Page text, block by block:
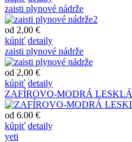
zaisti plynové nádrže
od 2,00 €
kúpiť detaily
zaisti plynové nádrže
od 2,00 €
kúpiť detaily
ZAFÍROVO-MODRÁ LESKLÁ
od 6.00 €
kúpiť detaily
yeti